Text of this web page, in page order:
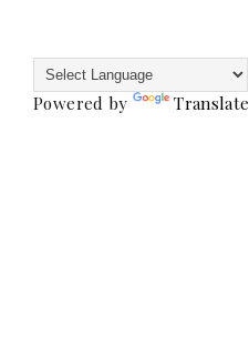
Powered by Translate